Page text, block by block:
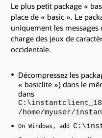
Le plus petit package «
place de « basic ». Le
uniquement les messages
charge des jeux de
occidentale.
Décompressez les
« basiclite ») dans le
dans
/home/myuser/
On Windows, add